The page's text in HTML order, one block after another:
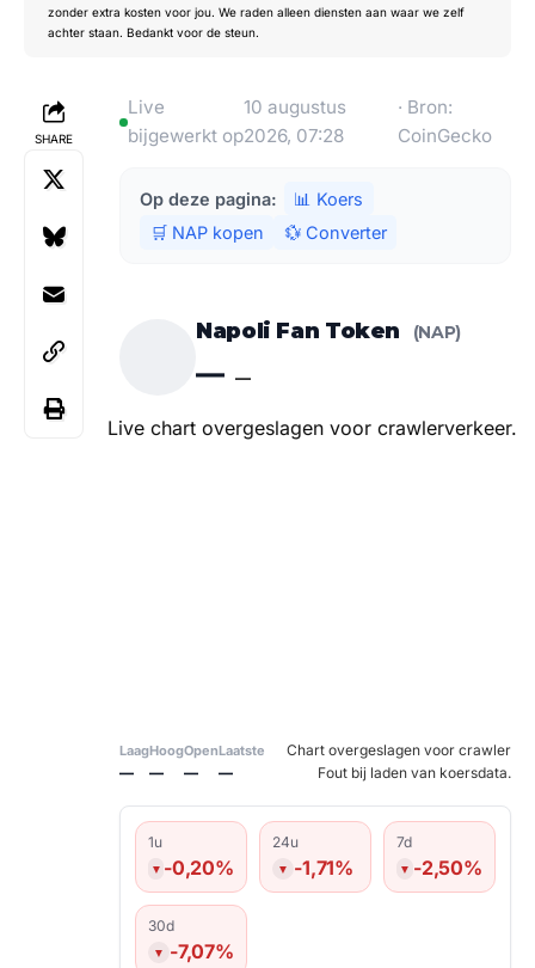
zonder extra kosten voor jou. We raden alleen diensten aan waar we zelf
achter staan. Bedankt voor de steun.
SHARE
Live
bijgewerkt op
10 augustus
2026, 07:28
· Bron:
CoinGecko
Op deze pagina:
📊 Koers
🛒 NAP kopen
💱 Converter
Napoli Fan Token (NAP)
— —
Live chart overgeslagen voor crawlerverkeer.
Laag
—
Hoog
—
Open
—
Laatste
—
Chart overgeslagen voor crawler
Fout bij laden van koersdata.
1u
-0,20%
24u
-1,71%
7d
-2,50%
30d
-7,07%